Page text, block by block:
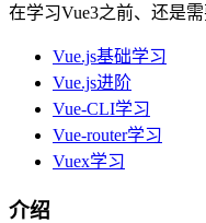
在学习Vue3之前、还是
Vue.js基础学习
Vue.js进阶
Vue-CLI学习
Vue-router学习
Vuex学习
介绍